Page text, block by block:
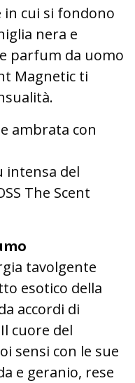
cui si fondono
nera e
parfum da uomo
Magnetic ti
ambrata con
intensa del
The Scent
tavolgente
esotico della
accordi di
cuore del
sensi con le sue
e geranio, rese